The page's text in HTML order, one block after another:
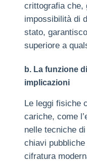
crittografia che,
impossibilità di
stato,
superiore a
b. La funzione
implicazioni
Le leggi fisiche
cariche, come
nelle tecniche
chiavi
cifratura